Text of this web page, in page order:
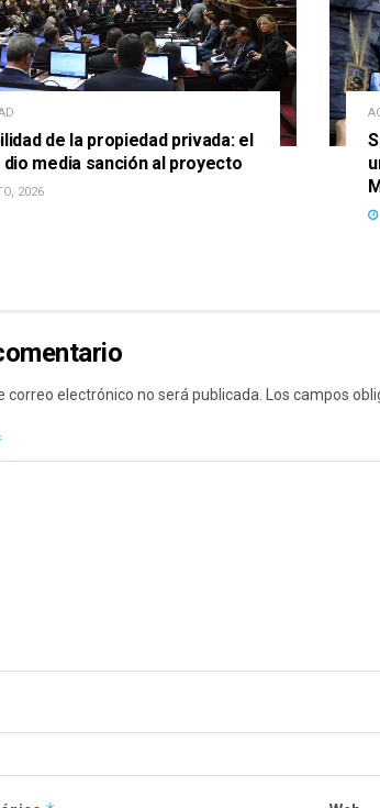
de la propiedad privada: el
dio media sanción al proyecto
2026
correo electrónico no será publicada. Los campos